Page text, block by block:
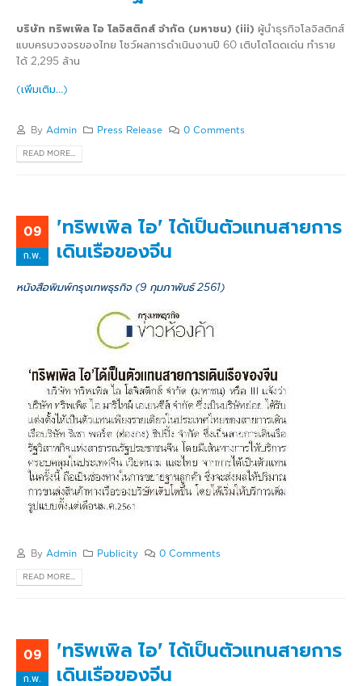
บริษัท ทริพเพิล ไอ โลจิสติกส์ จำกัด (มหาชน) (iii) ผู้นำธุรกิจโลจิสติกส์
แบบครบวงจรของไทย โชว์ผลการดำเนินงานปี 60 เติบโตโดดเด่น ทำราย
ได้ 2,295 ล้าน
(เพิ่มเติม…)
By Admin Press Release 0 Comments
READ MORE...
09
ก.พ.
'ทริพเพิล ไอ' ได้เป็นตัวแทนสายการ
เดินเรือของจีน
หนังสือพิมพ์กรุงเทพธุรกิจ (9 กุมภาพันธ์ 2561)
By Admin Publicity 0 Comments
READ MORE...
09
ก.พ.
'ทริพเพิล ไอ' ได้เป็นตัวแทนสายการ
เดินเรือของจีน